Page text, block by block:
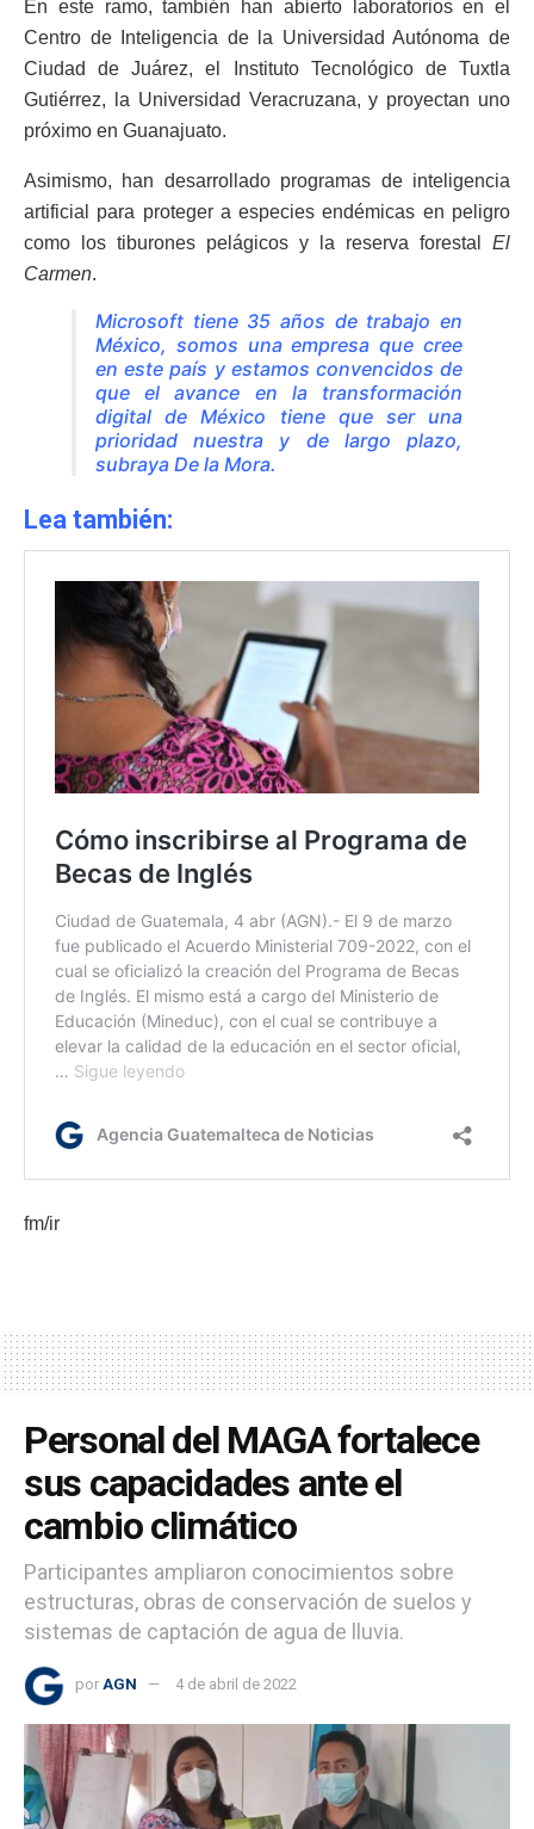
En este ramo, también han abierto laboratorios en el
Centro de Inteligencia de la Universidad Autónoma de
Ciudad de Juárez, el Instituto Tecnológico de Tuxtla
Gutiérrez, la Universidad Veracruzana, y proyectan uno
próximo en Guanajuato.
Asimismo, han desarrollado programas de inteligencia
artificial para proteger a especies endémicas en peligro
como los tiburones pelágicos y la reserva forestal El
Carmen.
Microsoft tiene 35 años de trabajo en
México, somos una empresa que cree
en este país y estamos convencidos de
que el avance en la transformación
digital de México tiene que ser una
prioridad nuestra y de largo plazo,
subraya De la Mora.
Lea también:
fm/ir
Personal del MAGA fortalece
sus capacidades ante el
cambio climático
Participantes ampliaron conocimientos sobre
estructuras, obras de conservación de suelos y
sistemas de captación de agua de lluvia.
por AGN 4 de abril de 2022